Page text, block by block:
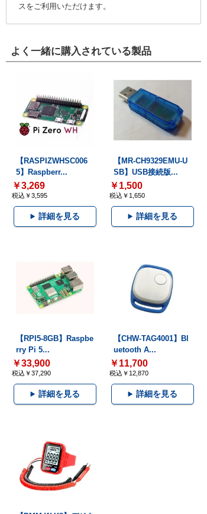
スをご利用いただけます。
よく一緒に購入されている製品
【RASPIZWHSC006
5】Raspberr...
￥3,269
税込￥3,595
詳細を見る
【MR-CH9329EMU-U
SB】USB接続版...
￥1,500
税込￥1,650
詳細を見る
【RPI5-8GB】Raspbe
rry Pi 5...
￥33,900
税込￥37,290
詳細を見る
【CHW-TAG4001】Bl
uetooth A...
￥11,700
税込￥12,870
詳細を見る